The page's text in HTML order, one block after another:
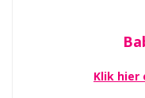
Klik hier